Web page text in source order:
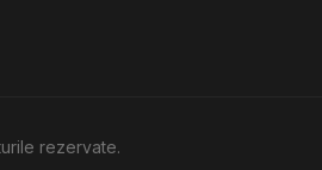
rezervate.